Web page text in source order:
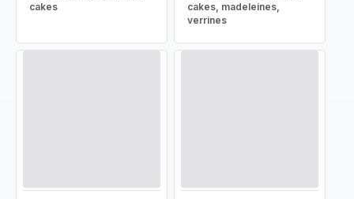
cakes
cakes, madeleines,
verrines